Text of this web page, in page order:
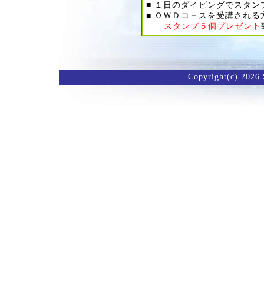
■ １日のダイビングでスタン
■ ＯＷＤコ－スを受講される
スタンプ５個プレゼント
Copyright(c) 2026